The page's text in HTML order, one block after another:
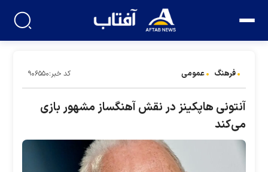
فرهنگ عمومی کد خبر:۹۰۶۵۵۰
آنتونی هاپکینز در نقش آهنگساز مشهور بازی
می‌کند